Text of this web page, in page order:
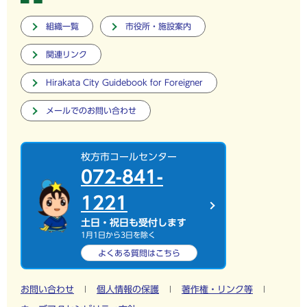
組織一覧 市役所・施設案内
関連リンク
Hirakata City Guidebook for Foreigner
メールでのお問い合わせ
枚方市コールセンター
072-841-
1221
土日・祝日も受付します
1月1日から3日を除く
よくある質問はこちら
お問い合わせ 個人情報の保護 著作権・リンク等